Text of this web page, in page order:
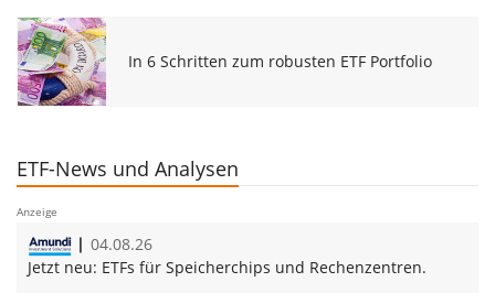
In 6 Schritten zum robusten ETF Portfolio
ETF-News und Analysen
Anzeige
04.08.26
Jetzt neu: ETFs für Speicherchips und Rechenzentren.